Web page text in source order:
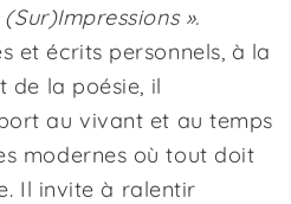
».
et écrits personnels, à la
de la poésie, il
au vivant et au temps
modernes où tout doit
Il invite à ralentir